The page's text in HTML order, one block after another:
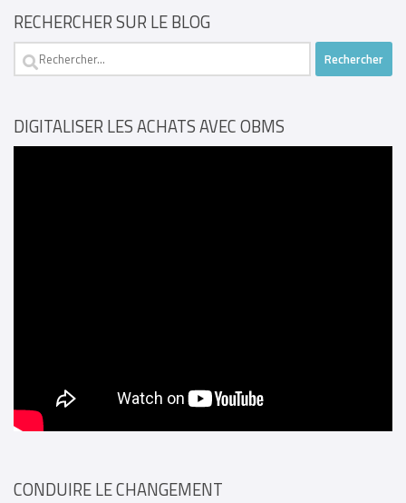
RECHERCHER SUR LE BLOG
Rechercher :
DIGITALISER LES ACHATS AVEC OBMS
CONDUIRE LE CHANGEMENT